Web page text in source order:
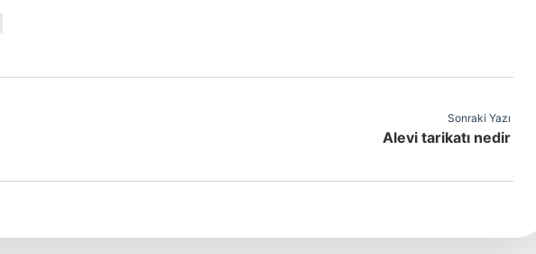
Sonraki Yazı
Alevi tarikatı nedir